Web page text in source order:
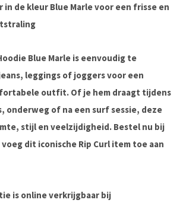
in de kleur Blue Marle voor een frisse en
Blue Marle is eenvoudig te
leggings of joggers voor een
outfit. Of je hem draagt tijdens
onderweg of na een surf sessie, deze
stijl en veelzijdigheid. Bestel nu bij
voeg dit iconische Rip Curl item toe aan
is online verkrijgbaar bij